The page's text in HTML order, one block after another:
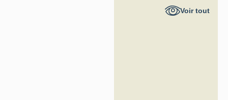
Hauts-de-
Voir tout